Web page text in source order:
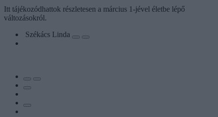
Itt tájékozódhattok részletesen a március 1-jével életbe lépő
változásokról.
Székács Linda